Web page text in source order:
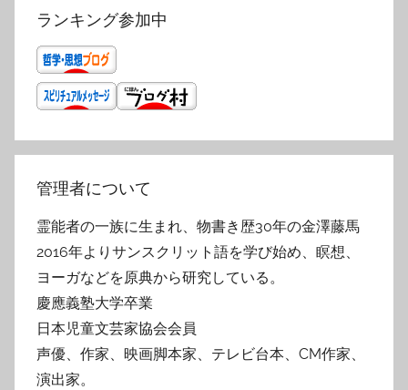
ランキング参加中
管理者について
霊能者の一族に生まれ、物書き歴30年の金澤藤馬
2016年よりサンスクリット語を学び始め、瞑想、
ヨーガなどを原典から研究している。
慶應義塾大学卒業
日本児童文芸家協会会員
声優、作家、映画脚本家、テレビ台本、CM作家、
演出家。